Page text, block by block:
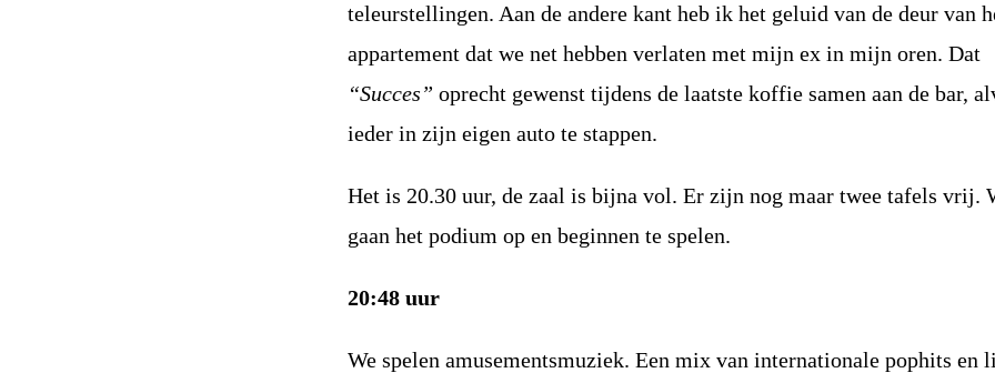
teleurstellingen. Aan de andere kant heb ik het geluid van de deur van
appartement dat we net hebben verlaten met mijn ex in mijn oren. Dat
“Succes” oprecht gewenst tijdens de laatste koffie samen aan de bar,
ieder in zijn eigen auto te stappen.
Het is 20.30 uur, de zaal is bijna vol. Er zijn nog maar twee tafels vrij.
gaan het podium op en beginnen te spelen.
20:48 uur
We spelen amusementsmuziek. Een mix van internationale pophits en